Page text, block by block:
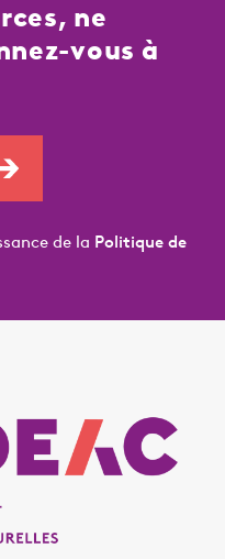
ne
vous à
de la Politique de